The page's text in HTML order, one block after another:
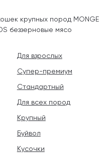
крупных пород MONGE
беззерновые мясо
Для взрослых
Супер-премиум
Стандартный
Для всех пород
Крупный
Буйвол
Кусочки